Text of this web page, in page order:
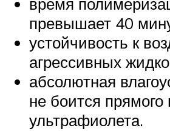
превышает 40
устойчивость к
агрессивных
абсолютная
не боится прямого
ультрафиолета.